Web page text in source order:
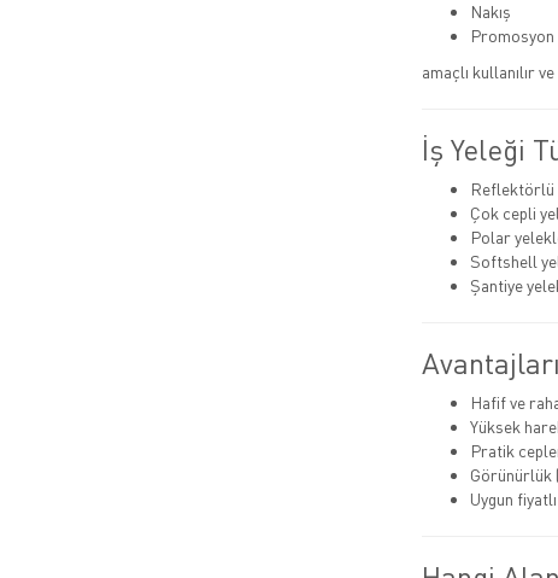
Nakış
Promosyon
amaçlı kullanılır
İş Yeleği
Reflektörlü
Çok cepli
Polar
Softshell
Şantiye
Avantajları
Hafif ve
Yüksek
Pratik
Uygun